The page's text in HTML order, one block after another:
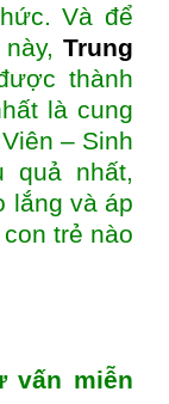
Và để
Trung
thành
là cung
– Sinh
quả nhất,
lắng và áp
trẻ nào
vấn miễn